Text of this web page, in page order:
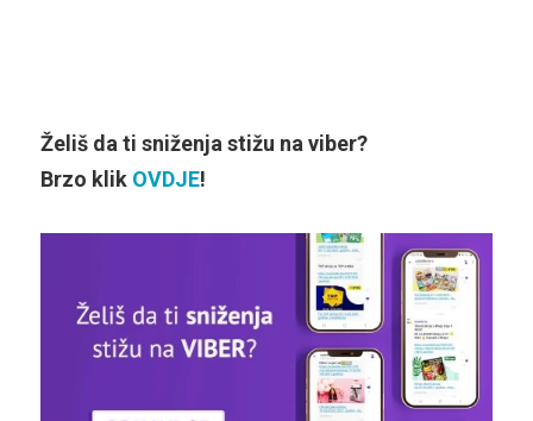
Želiš da ti sniženja stižu na viber?
Brzo klik OVDJE!